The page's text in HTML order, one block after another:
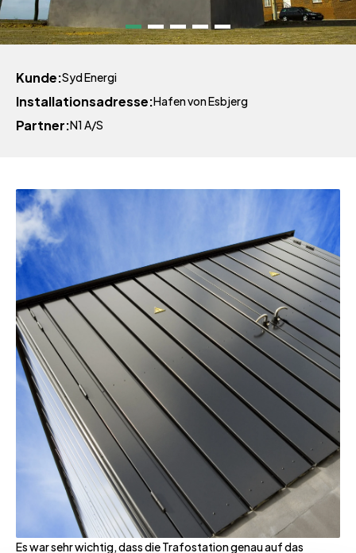
Kunde Syd Energi
Installationsadresse Hafen von Esbjerg
Partner N1 A/S
Es war sehr wichtig, dass die Trafostation genau auf das